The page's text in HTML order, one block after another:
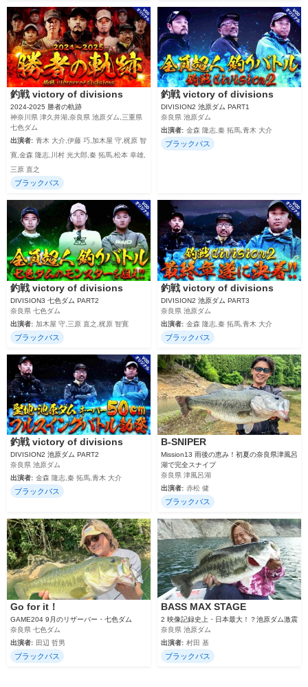
釣戦 victory of divisions
2024‐2025 勝者の軌跡
神奈川県 津久井湖,奈良県 池原ダム,三重県
七色ダム
出演者: 青木 大介,伊藤 巧,加木屋 守,梶原 智
寛,金森 隆志,川村 光大郎,秦 拓馬,松本 幸雄,
三原 直之
ブラックバス
釣戦 victory of divisions
DIVISION2 池原ダム PART1
奈良県 池原ダム
出演者: 金森 隆志,秦 拓馬,青木 大介
ブラックバス
釣戦 victory of divisions
DIVISION3 七色ダム PART2
奈良県 七色ダム
出演者: 加木屋 守,三原 直之,梶原 智寛
ブラックバス
釣戦 victory of divisions
DIVISION2 池原ダム PART3
奈良県 池原ダム
出演者: 金森 隆志,秦 拓馬,青木 大介
ブラックバス
釣戦 victory of divisions
DIVISION2 池原ダム PART2
奈良県 池原ダム
出演者: 金森 隆志,秦 拓馬,青木 大介
ブラックバス
B-SNIPER
Mission13 雨後の恵み！初夏の奈良県津風呂
湖で完全スナイプ
奈良県 津風呂湖
出演者: 赤松 健
ブラックバス
Go for it！
GAME204 9月のリザーバー・七色ダム
奈良県 七色ダム
出演者: 田辺 哲男
ブラックバス
BASS MAX STAGE
2 映像記録史上・日本最大！？池原ダム激震
奈良県 池原ダム
出演者: 村田 基
ブラックバス